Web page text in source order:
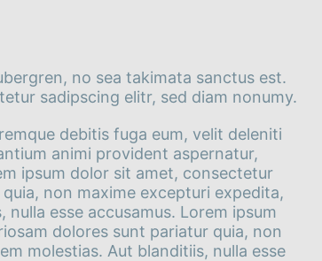
no sea takimata sanctus est.
sadipscing elitr, sed diam nonumy.
debitis fuga eum, velit deleniti
animi provident aspernatur,
ipsum dolor sit amet, consectetur
non maxime excepturi expedita,
esse accusamus. Lorem ipsum
dolores sunt pariatur quia, non
molestias. Aut blanditiis, nulla esse